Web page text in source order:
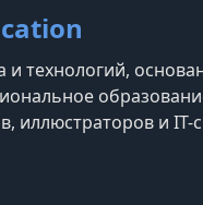
технологий,
иллюстраторов и IT-